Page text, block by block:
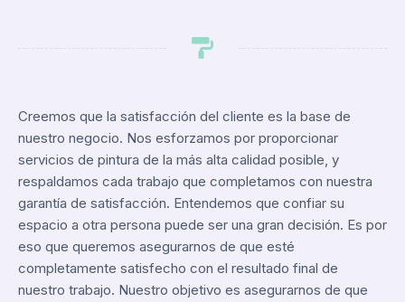
Creemos que la satisfacción del cliente es la base de
nuestro negocio. Nos esforzamos por proporcionar
servicios de pintura de la más alta calidad posible, y
respaldamos cada trabajo que completamos con nuestra
garantía de satisfacción. Entendemos que confiar su
espacio a otra persona puede ser una gran decisión. Es por
eso que queremos asegurarnos de que esté
completamente satisfecho con el resultado final de
nuestro trabajo. Nuestro objetivo es asegurarnos de que